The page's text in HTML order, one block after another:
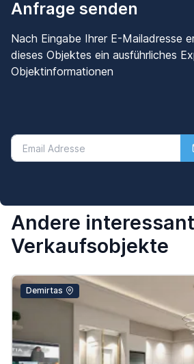
Anfrage senden
Nach Eingabe Ihrer E-Mailadresse
dieses Objektes ein ausführliches
Objektinformationen
Andere
Verkaufsobjekte
Demirtas